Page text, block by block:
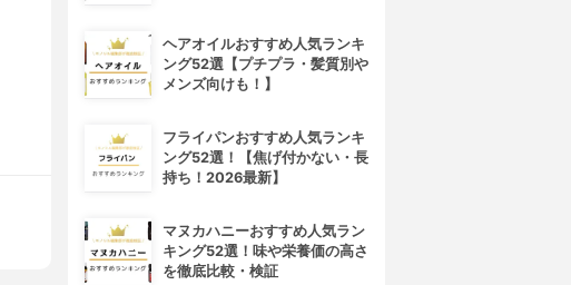
ヘアオイルおすすめ人気ランキ
ング52選【プチプラ・髪質別や
メンズ向けも！】
フライパンおすすめ人気ランキ
ング52選！【焦げ付かない・長
持ち！2026最新】
マヌカハニーおすすめ人気ラン
キング52選！味や栄養価の高さ
を徹底比較・検証